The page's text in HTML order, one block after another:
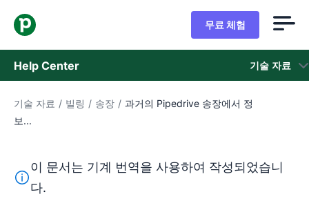
무료 체험
Help Center 기술 자료
기술 자료
지원 팀 문의
기술 자료 / 빌링 / 송장 / 과거의 Pipedrive 송장에서 정
보...
이 텍스트는 기계 번역 도구를 사용하여 영어를 번역한 것
이 문서는 기계 번역을 사용하여 작성되었습니
다.